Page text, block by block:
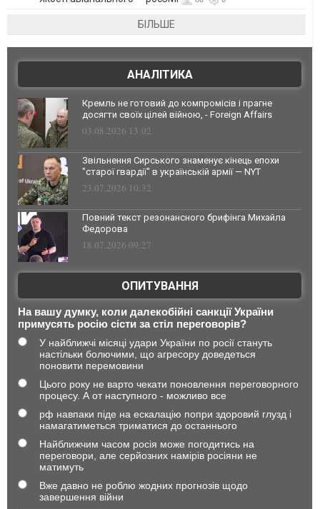
БІЛЬШЕ
АНАЛІТИКА
Кремль не готовий до компромісів і прагне
досягти своїх цілей війною, - Foreign Affairs
03.08.2026 13:02
Звільнення Сирського знаменує кінець епохи
"старої гвардії" в українській армії — NYT
23.07.2026 10:32
Повний текст резонансного брифінга Михайла
Федорова
18.07.2026 09:27
ОПИТУВАННЯ
На вашу думку, коли далекобійні санкції України
примусять росію сісти за стіл переговорів?
У найближчі місяці удари України по росії стануть
настільки болючими, що агресору доведеться
поновити перемовини
Цього року не варто чекати поновлення переговорного
процесу. А от наступного - можливо все
рф навпаки піде на ескалацію попри здоровий глузд і
намагатиметься триматися до останнього
Найближчим часом росія може погодитись на
переговори, але серйозних намірів росіяни не
матимуть
Вже давно не роблю жодних прогнозів щодо
завершення війни